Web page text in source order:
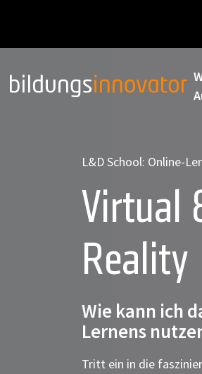
L&D School: Online-
Virtual
Reality
Wie kann ich
Lernens
Tritt ein in die